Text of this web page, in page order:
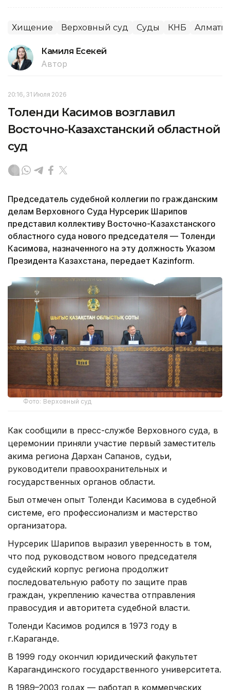
Хищение Верховный суд Суды КНБ
Камиля Есекей
Автор
20:16, 31 Июля 2026
Толенди Касимов возглавил
Восточно-Казахстанский областной
суд
Председатель судебной коллегии по гражданским
делам Верховного Суда Нурсерик Шарипов
представил коллективу Восточно-Казахстанского
областного суда нового председателя — Толенди
Касимова, назначенного на эту должность Указом
Президента Казахстана, передает Kazinform.
Фото: Верховный суд
Как сообщили в пресс-службе Верховного суда, в
церемонии приняли участие первый заместитель
акима региона Дархан Сапанов, судьи,
руководители правоохранительных и
государственных органов области.
Был отмечен опыт Толенди Касимова в судебной
системе, его профессионализм и мастерство
организатора.
Нурсерик Шарипов выразил уверенность в том,
что под руководством нового председателя
судейский корпус региона продолжит
последовательную работу по защите прав
граждан, укреплению качества отправления
правосудия и авторитета судебной власти.
Толенди Касимов родился в 1973 году в
г.Караганде.
В 1999 году окончил юридический факультет
Карагандинского государственного университета.
В 1989–2003 годах — работал в коммерческих